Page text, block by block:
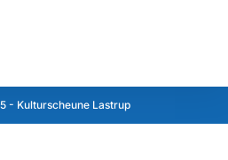
- Kulturscheune Lastrup